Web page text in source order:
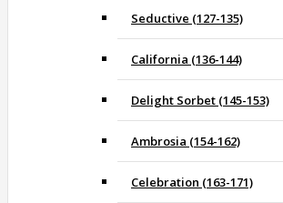
Seductive (127-135)
California (136-144)
Delight Sorbet (145-153)
Ambrosia (154-162)
Celebration (163-171)